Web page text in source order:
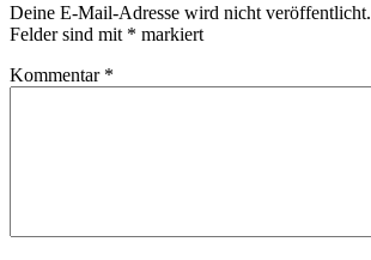
Deine E-Mail-Adresse wird nicht veröffentlicht.
Felder sind mit * markiert
Kommentar *